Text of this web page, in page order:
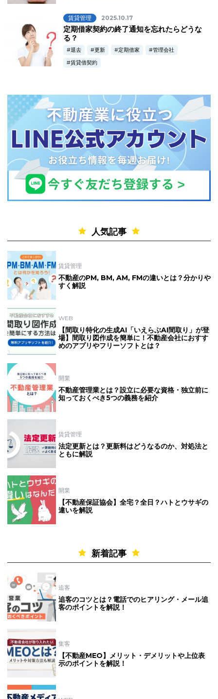
賃貸管理 2025.10.17
定期借家契約の終了通知を忘れたらどうな
る？
退去 更新 定期借家
管理会社
賃貸借契約
人気記事
賃貸管理
不動産のPM, BM, AM, FMの違いとは？分かりや
すく解説
WEB
【間取り特化の生成AI「いえらぶAI間取り」が登
場】間取り図作成を簡単に！不動産会社におすす
めのアプリやフリーソフトとは？
開業
不動産管理業とは？設立に必要な資格・独立前に
知っておくべき5つの義務を紹介
賃貸管理
法定更新とは？更新料はどうなるのか、対処法と
ともに解説
開業
【不動産保証協会】全宅？全日？ハトとウサギの
違いを解説
新着記事
追客
追客のコツとは？電話でのヒアリング・メール追
客のポイントを解説！
集客
【不動産MEO】メリット・デメリットや上位表
示のポイントを解説！